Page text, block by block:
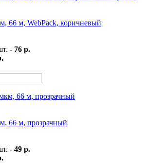
66 м, WebPack, коричневый
- 76 р.
66 м, прозрачный
- 49 р.